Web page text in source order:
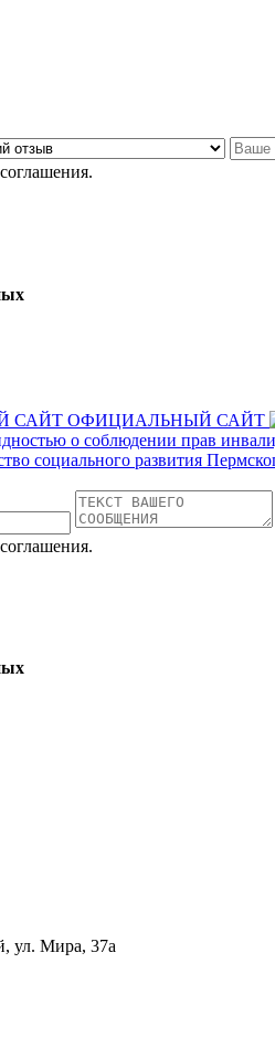
ОФИЦИАЛЬНЫЙ САЙТ
о соблюдении прав
ул. Мира, 37а